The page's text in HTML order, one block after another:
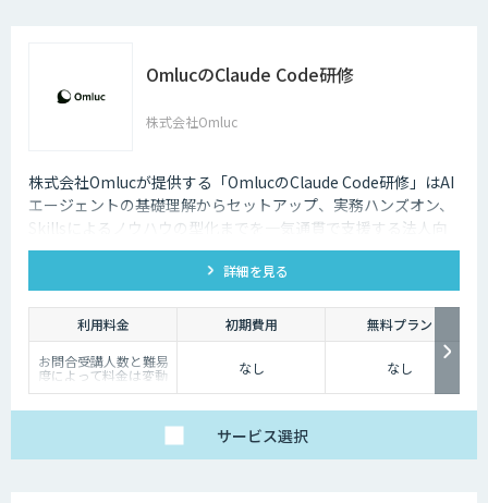
OmlucのClaude Code研修
株式会社Omluc
株式会社Omlucが提供する「OmlucのClaude Code研修」はAI
エージェントの基礎理解からセットアップ、実務ハンズオン、
Skillsによるノウハウの型化までを一気通貫で支援する法人向
け研修サービスです。
詳細を見る
利用料金 初期費用
無料プラン
お問合受講人数と難易
度によって料金は変動
いたします。
なし なし
サービス選択